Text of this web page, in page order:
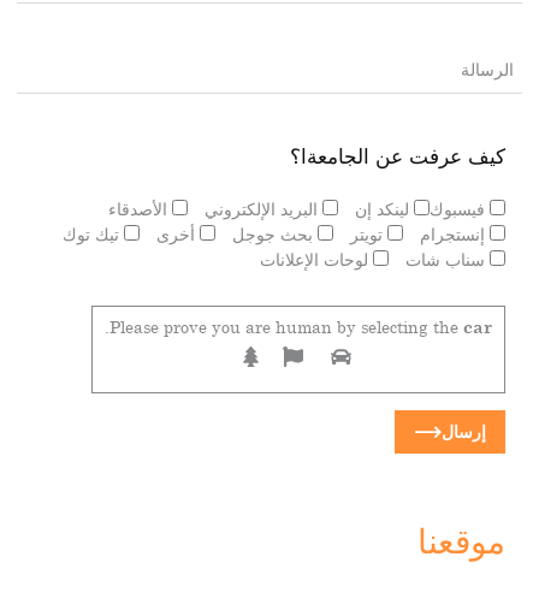
كيف عرفت عن الجامعةا؟
فيسبوك لينكد إن البريد الإلكتروني
الأصدقاء
إنستجرام
تويتر بحث جوجل أخرى
تيك توك
سناب شات
لوحات الإعلانات
Please prove you are human by selecting the car
إرسال
موقعنا